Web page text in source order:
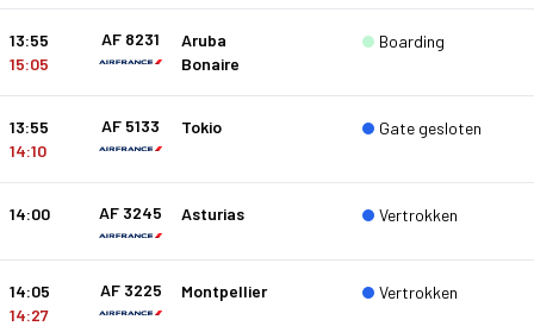
13:55
15:05
AF 8231
Aruba
Bonaire
Boarding
13:55
14:10
AF 5133 Tokio Gate gesloten
14:00 AF 3245 Asturias Vertrokken
14:05
14:27
AF 3225 Montpellier Vertrokken